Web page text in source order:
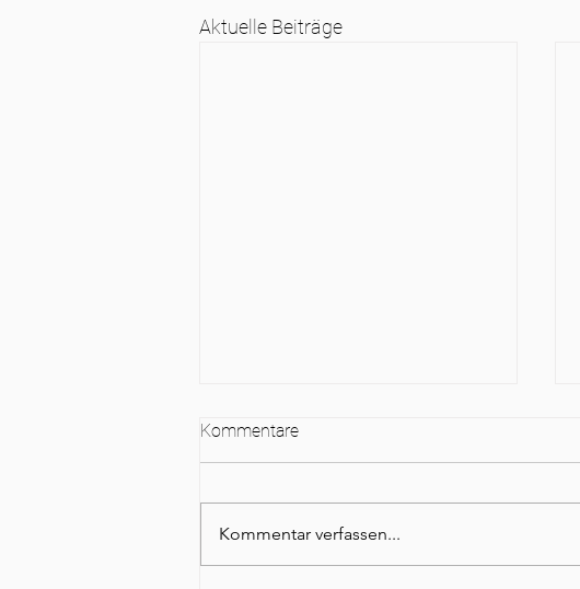
Aktuelle Beiträge
Kommentare
Kommentar verfassen...